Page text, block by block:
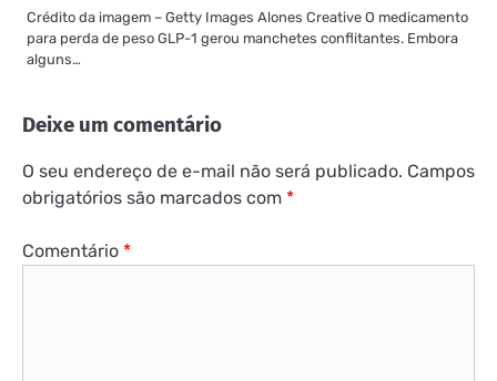
Crédito da imagem – Getty Images Alones Creative O medicamento
para perda de peso GLP-1 gerou manchetes conflitantes. Embora
alguns…
Deixe um comentário
O seu endereço de e-mail não será publicado. Campos
obrigatórios são marcados com *
Comentário *